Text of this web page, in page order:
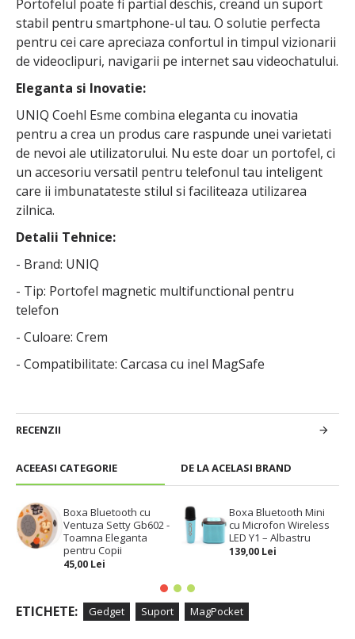
ACEEASI CATEGORIE DE LA ACELASI BRAND
Boxa Bluetooth cu
Ventuza Setty Gb602 -
Toamna Eleganta
pentru Copii
45,00 Lei
Boxa Bluetooth Mini
cu Microfon Wireless
LED Y1 – Albastru
139,00 Lei
Portofelul poate fi partial deschis, creand un suport
stabil pentru smartphone-ul tau. O solutie perfecta
pentru cei care apreciaza confortul in timpul vizionarii
de videoclipuri, navigarii pe internet sau videochatului.
Eleganta si Inovatie:
UNIQ Coehl Esme combina eleganta cu inovatia
pentru a crea un produs care raspunde unei varietati
de nevoi ale utilizatorului. Nu este doar un portofel, ci
un accesoriu versatil pentru telefonul tau inteligent
care ii imbunatateste stilul si faciliteaza utilizarea
zilnica.
Detalii Tehnice:
- Brand: UNIQ
- Tip: Portofel magnetic multifunctional pentru
telefon
- Culoare: Crem
- Compatibilitate: Carcasa cu inel MagSafe
RECENZII
ETICHETE: Gedget Suport MagPocket